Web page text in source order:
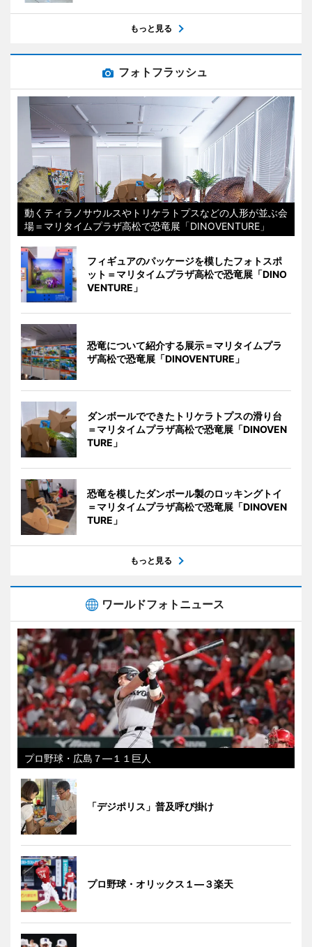
もっと見る
フォトフラッシュ
動くティラノサウルスやトリケラトプスなどの人形が並ぶ会
場＝マリタイムプラザ高松で恐竜展「DINOVENTURE」
フィギュアのパッケージを模したフォトスポ
ット＝マリタイムプラザ高松で恐竜展「DINO
VENTURE」
恐竜について紹介する展示＝マリタイムプラ
ザ高松で恐竜展「DINOVENTURE」
ダンボールでできたトリケラトプスの滑り台
＝マリタイムプラザ高松で恐竜展「DINOVEN
TURE」
恐竜を模したダンボール製のロッキングトイ
＝マリタイムプラザ高松で恐竜展「DINOVEN
TURE」
もっと見る
ワールドフォトニュース
プロ野球・広島７―１１巨人
「デジポリス」普及呼び掛け
プロ野球・オリックス１―３楽天